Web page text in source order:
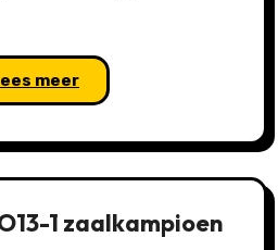
meer
1 zaalkampioen